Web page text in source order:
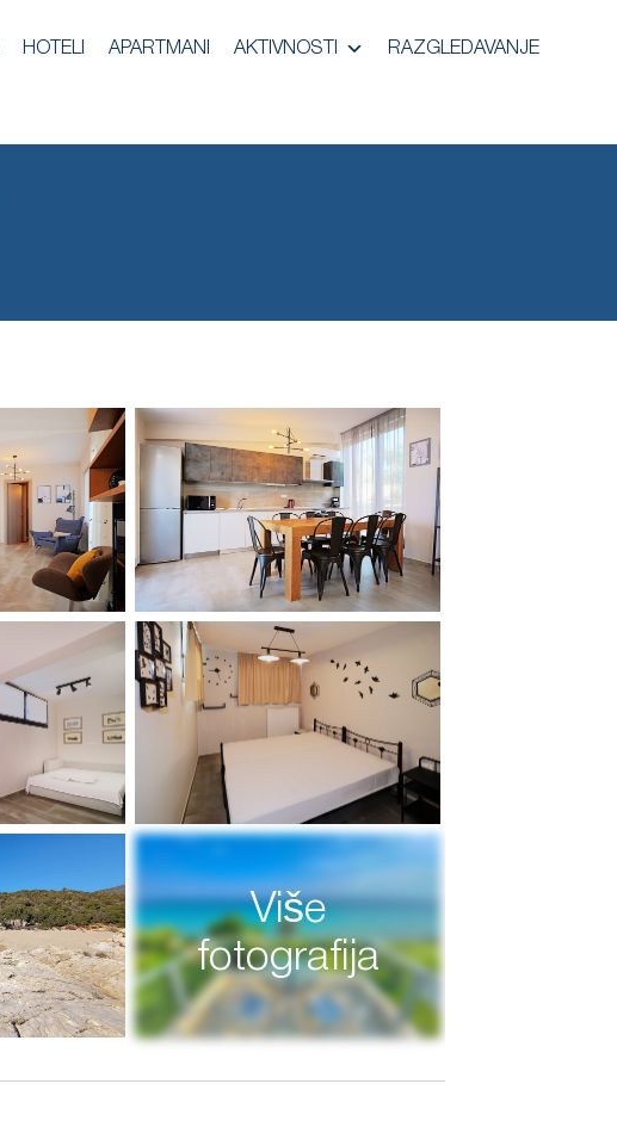
HOTELI APARTMANI AKTIVNOSTI RAZGLEDAVANJE
Više
fotografija